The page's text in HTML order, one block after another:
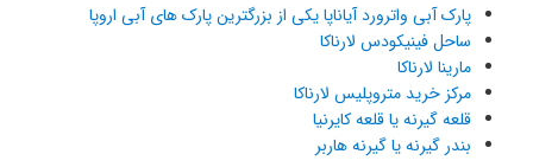
پارک آبی واترورد آیاناپا یکی از بزرگترین پارک های آبی اروپا
ساحل فینیکودس لارناکا
مارینا لارناکا
مرکز خرید متروپلیس لارناکا
قلعه گیرنه یا قلعه کایرنیا
بندر گیرنه یا گیرنه هاربر